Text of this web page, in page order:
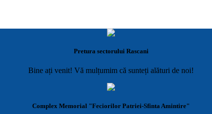
Pretura sectorului Rascani
Bine ați venit! Vă mulțumim că sunteți alături de noi!
Complex Memorial "Feciorilor Patriei-Sfinta Amintire"